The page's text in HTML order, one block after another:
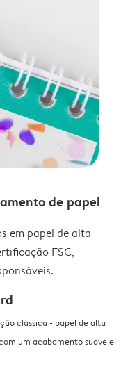
de papel
em papel de alta
FSC,
clássica - papel de alta
um acabamento suave e